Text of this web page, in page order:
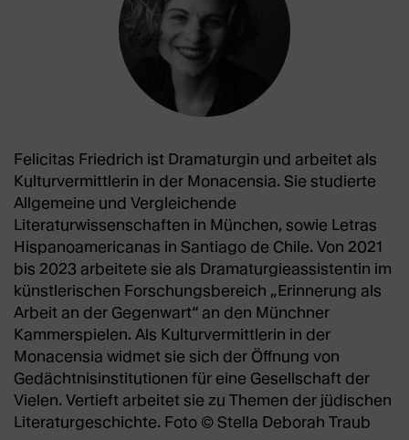
Felicitas Friedrich ist Dramaturgin und arbeitet als
Kulturvermittlerin in der Monacensia. Sie studierte
Allgemeine und Vergleichende
Literaturwissenschaften in München, sowie Letras
Hispanoamericanas in Santiago de Chile. Von 2021
bis 2023 arbeitete sie als Dramaturgieassistentin im
künstlerischen Forschungsbereich „Erinnerung als
Arbeit an der Gegenwart“ an den Münchner
Kammerspielen. Als Kulturvermittlerin in der
Monacensia widmet sie sich der Öffnung von
Gedächtnisinstitutionen für eine Gesellschaft der
Vielen. Vertieft arbeitet sie zu Themen der jüdischen
Literaturgeschichte. Foto © Stella Deborah Traub